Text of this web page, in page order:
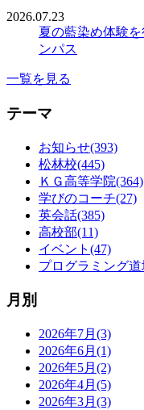
2026.07.23
夏の藍染め体験
ンパス
一覧を見る
テーマ
お知らせ(393)
松林校(445)
ＫＧ高等学院(364)
学びのコーチ(27)
英会話(385)
高校部(11)
イベント(47)
プログラミング道
月別
2026年7月(3)
2026年6月(1)
2026年5月(2)
2026年4月(5)
2026年3月(3)